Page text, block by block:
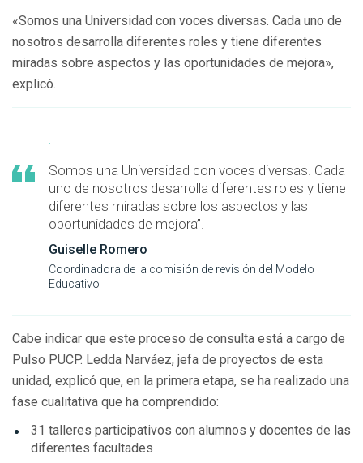
«Somos una Universidad con voces diversas. Cada uno de
nosotros desarrolla diferentes roles y tiene diferentes
miradas sobre aspectos y las oportunidades de mejora»,
explicó.
Somos una Universidad con voces diversas. Cada
uno de nosotros desarrolla diferentes roles y tiene
diferentes miradas sobre los aspectos y las
oportunidades de mejora”.
Guiselle Romero
Coordinadora de la comisión de revisión del Modelo
Educativo
Cabe indicar que este proceso de consulta está a cargo de
Pulso PUCP. Ledda Narváez, jefa de proyectos de esta
unidad, explicó que, en la primera etapa, se ha realizado una
fase cualitativa que ha comprendido:
31 talleres participativos con alumnos y docentes de las
diferentes facultades